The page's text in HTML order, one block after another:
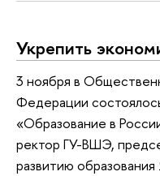
Укрепить
3 ноября в
Федерации
«Образование в
ректор ГУ-ВШЭ,
развитию